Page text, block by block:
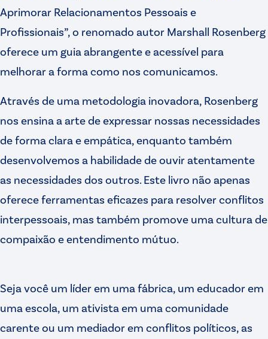
Aprimorar Relacionamentos Pessoais e
Profissionais”, o renomado autor Marshall Rosenberg
oferece um guia abrangente e acessível para
melhorar a forma como nos comunicamos.
Através de uma metodologia inovadora, Rosenberg
nos ensina a arte de expressar nossas necessidades
de forma clara e empática, enquanto também
desenvolvemos a habilidade de ouvir atentamente
as necessidades dos outros. Este livro não apenas
oferece ferramentas eficazes para resolver conflitos
interpessoais, mas também promove uma cultura de
compaixão e entendimento mútuo.
Seja você um líder em uma fábrica, um educador em
uma escola, um ativista em uma comunidade
carente ou um mediador em conflitos políticos, as